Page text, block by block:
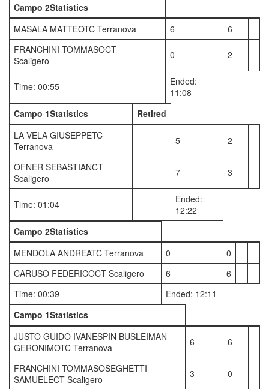
Campo 2Statistics
MASALA MATTEOTC Terranova
6
6
FRANCHINI TOMMASOCT
Scaligero
0 2
Time: 00:55
Ended:
11:08
Campo 1Statistics
Retired
LA VELA GIUSEPPETC
Terranova
5 2
OFNER SEBASTIANCT
Scaligero
7 3
Time: 01:04
Ended:
12:22
Campo 2Statistics
MENDOLA ANDREATC Terranova
0
0
CARUSO FEDERICOCT Scaligero
6
6
Time: 00:39
Ended: 12:11
Campo 1Statistics
JUSTO GUIDO IVANESPIN BUSLEIMAN
GERONIMOTC Terranova
6 6
FRANCHINI TOMMASOSEGHETTI
SAMUELECT Scaligero
3 0